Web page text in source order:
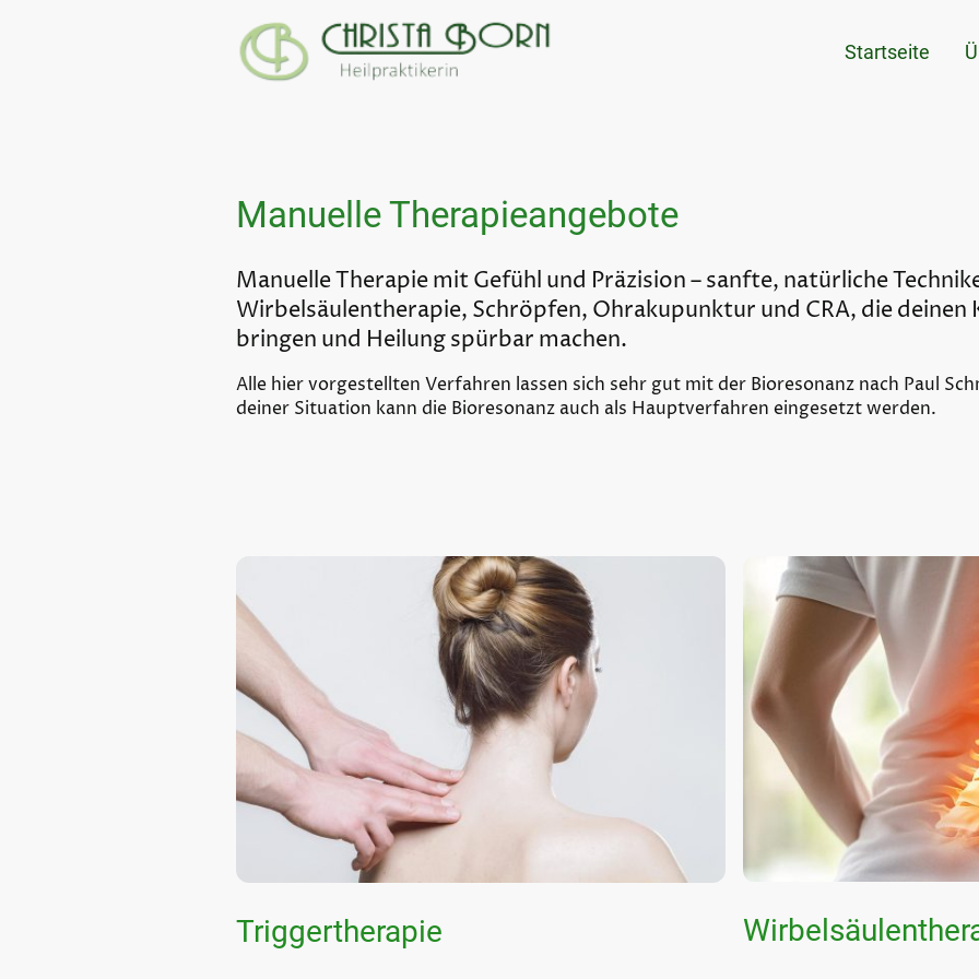
Startseite
Manuelle Therapieangebote
Manuelle Therapie mit Gefühl und Präzision – sanfte, natürliche
Wirbelsäulentherapie, Schröpfen, Ohrakupunktur und CRA, die deinen
bringen und Heilung spürbar machen.
Alle hier vorgestellten Verfahren lassen sich sehr gut mit der Bioresonanz nach Paul
deiner Situation kann die Bioresonanz auch als Hauptverfahren eingesetzt werden.
Triggertherapie